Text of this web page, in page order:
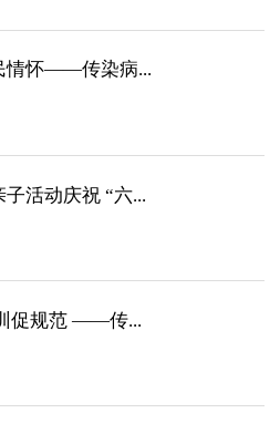
情怀——传染病...
活动庆祝 “六...
促规范 ——传...